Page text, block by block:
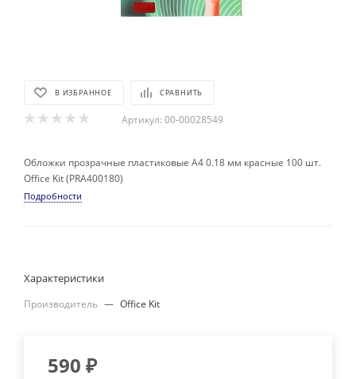
В ИЗБРАННОЕ СРАВНИТЬ
Артикул: 00-00028549
Обложки прозрачные пластиковые А4 0.18 мм красные 100 шт.
Office Kit (PRA400180)
Подробности
Характеристики
Производитель — Office Kit
590 ₽